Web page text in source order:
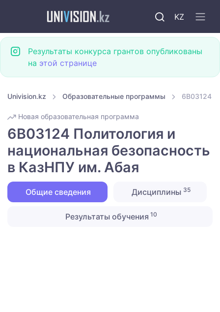
KZ
Результаты конкурса грантов опубликованы
на этой странице
Univision.kz Образовательные программы 6B03124
Новая образовательная программа
6B03124 Политология и
национальная безопасность
в КазНПУ им. Абая
Общие сведения Дисциплины 35
Результаты обучения 10